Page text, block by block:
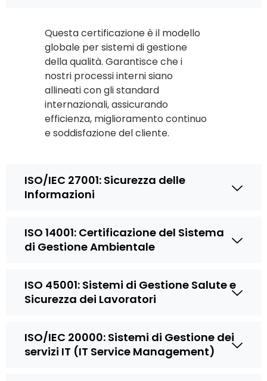
Questa certificazione è il modello
globale per sistemi di gestione
della qualità. Garantisce che i
nostri processi interni siano
allineati con gli standard
internazionali, assicurando
efficienza, miglioramento continuo
e soddisfazione del cliente.
ISO/IEC 27001: Sicurezza delle
Informazioni
ISO 14001: Certificazione del Sistema
di Gestione Ambientale
ISO 45001: Sistemi di Gestione Salute e
Sicurezza dei Lavoratori
ISO/IEC 20000: Sistemi di Gestione dei
servizi IT (IT Service Management)